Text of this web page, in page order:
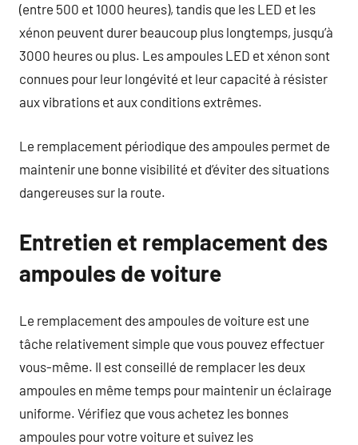
(entre 500 et 1000 heures), tandis que les LED et les
xénon peuvent durer beaucoup plus longtemps, jusqu’à
3000 heures ou plus. Les ampoules LED et xénon sont
connues pour leur longévité et leur capacité à résister
aux vibrations et aux conditions extrêmes.
Le remplacement périodique des ampoules permet de
maintenir une bonne visibilité et d’éviter des situations
dangereuses sur la route.
Entretien et remplacement des
ampoules de voiture
Le remplacement des ampoules de voiture est une
tâche relativement simple que vous pouvez effectuer
vous-même. Il est conseillé de remplacer les deux
ampoules en même temps pour maintenir un éclairage
uniforme. Vérifiez que vous achetez les bonnes
ampoules pour votre voiture et suivez les